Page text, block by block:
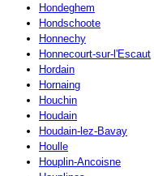
Hondeghem
Hondschoote
Honnechy
Honnecourt-sur-l'Escaut
Hordain
Hornaing
Houchin
Houdain
Houdain-lez-Bavay
Houlle
Houplin-Ancoisne